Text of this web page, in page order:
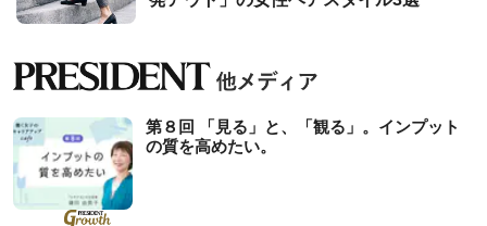
第８回 「見る」と、「観る」。インプット
の質を高めたい。